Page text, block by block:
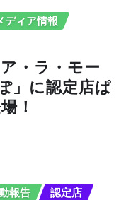
ディア情報
・ラ・モー
」に認定店ぱ
！
報告
認定店